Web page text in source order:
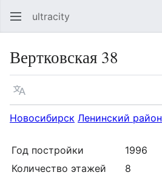
ultracity
Вертковская 38
Язык
Новосибирск Ленинский район
Год постройки
1996
Количество этажей
8